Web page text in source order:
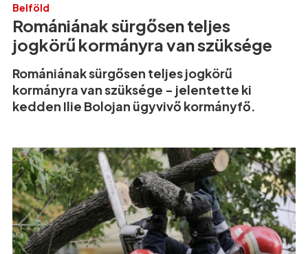
Belföld
Romániának sürgősen teljes
jogkörű kormányra van szüksége
Romániának sürgősen teljes jogkörű
kormányra van szüksége - jelentette ki
kedden Ilie Bolojan ügyvivő kormányfő.